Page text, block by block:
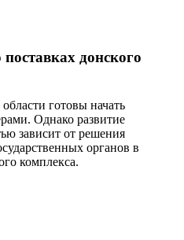
донского
готовы начать
Однако развитие
зависит от решения
органов в
комплекса.